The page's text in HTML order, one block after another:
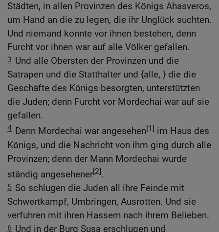
Städten, in allen Provinzen des Königs Ahasveros,
um Hand an die zu legen, die ihr Unglück suchten.
Und niemand konnte vor ihnen bestehen, denn
Furcht vor ihnen war auf alle Völker gefallen.
3 Und alle Obersten der Provinzen und die
Satrapen und die Statthalter und {alle, } die die
Geschäfte des Königs besorgten, unterstützten
die Juden; denn Furcht vor Mordechai war auf sie
gefallen.
4 Denn Mordechai war angesehen[1] im Haus des
Königs, und die Nachricht von ihm ging durch alle
Provinzen; denn der Mann Mordechai wurde
ständig angesehener[2].
5 So schlugen die Juden all ihre Feinde mit
Schwertkampf, Umbringen, Ausrotten. Und sie
verfuhren mit ihren Hassern nach ihrem Belieben.
6 Und in der Burg Susa erschlugen und